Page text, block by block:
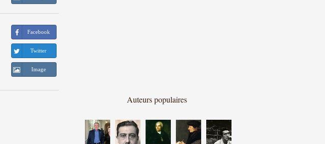
Facebook
Twitter
Image
Auteurs populaires